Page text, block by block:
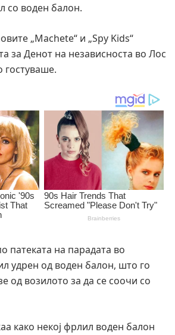
со воден балон.
„Machete“ и „Spy Kids“
за Денот на независноста во Лос
гостуваше.
патеката на парадата во
удрен од воден балон, што го
од возилото за да се соочи со
како некој фрлил воден балон